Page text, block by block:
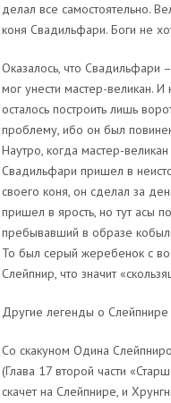
делал все самостоятельно.
коня Свадильфари. Боги не
Оказалось, что Свадильфари
мог унести мастер-великан. И
осталось построить лишь
проблему, ибо он был
Наутро, когда мастер-
Свадильфари пришел в
своего коня, он сделал за
пришел в ярость, но тут асы
пребывавший в образе
То был серый жеребенок с
Слейпнир, что значит
Другие легенды о Слейпнире
Со скакуном Одина
(Глава 17 второй части
скачет на Слейпнире, и